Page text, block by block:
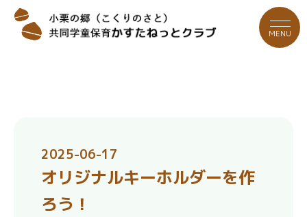
MENU
2025-06-17
オリジナルキーホルダーを作
ろう！